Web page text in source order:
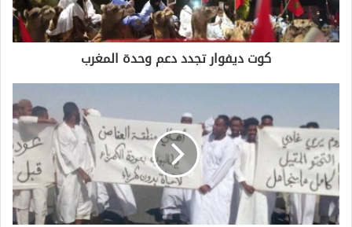
كوت ديفوار تجدد دعم وحدة المغرب